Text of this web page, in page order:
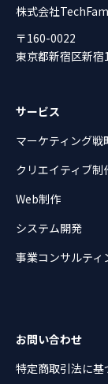
株式会社
〒160-0022
東京都新宿区新
サービス
マーケティング戦
クリエイティブ制
Web制作
システム開発
事業コンサルティ
お問い合わせ
特定商取引法に基